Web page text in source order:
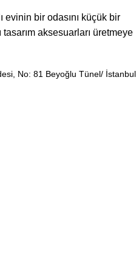
evinin bir odasını küçük bir
aksesuarları üretmeye
No: 81 Beyoğlu Tünel/ İstanbul